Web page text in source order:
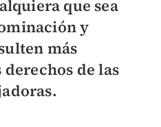
que sea
y
más
de las